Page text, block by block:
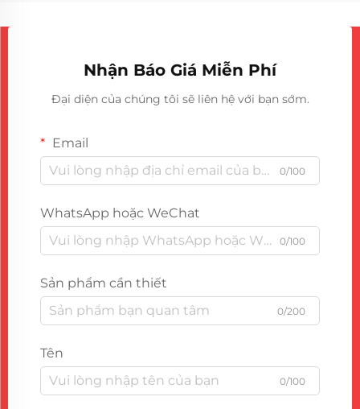
Nhận Báo Giá Miễn Phí
Đại diện của chúng tôi sẽ liên hệ với bạn sớm.
Email
0/100
WhatsApp hoặc WeChat
0/100
Sản phẩm cần thiết
0/200
Tên
0/100